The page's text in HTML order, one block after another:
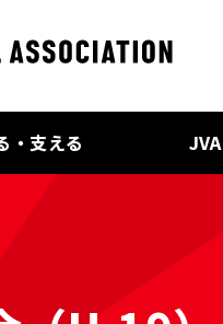
・支える JVA